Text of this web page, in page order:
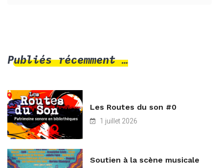
Publiés récemment …
Les Routes du son #0
1 juillet 2026
Soutien à la scène musicale